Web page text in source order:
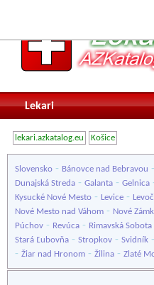
Lekari
lekari.azkatalog.eu Košice
Slovensko - Bánovce nad Bebravou -
Dunajská Streda - Galanta - Gelnica
Kysucké Nové Mesto - Levice -
Nové Mesto nad Váhom - Nové
Púchov - Revúca - Rimavská Sobota
Stará Ľubovňa - Stropkov - Svidník -
- Žiar nad Hronom - Žilina - Zlaté